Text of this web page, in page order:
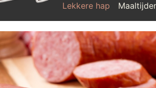
Lekkere hap